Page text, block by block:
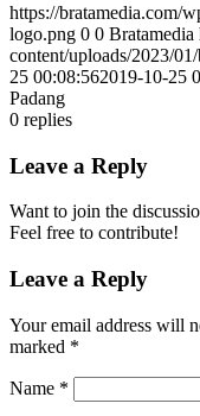
https://bratamedia.com/
logo.png 0 0 Bratamedia
content/uploads/2023/
25 00:08:562019-10-25
Padang
0 replies
Leave a Reply
Want to join the
Feel free to contribute!
Leave a Reply
Your email address will
marked *
Name *